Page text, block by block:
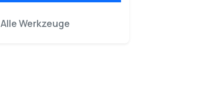
Alle Werkzeuge